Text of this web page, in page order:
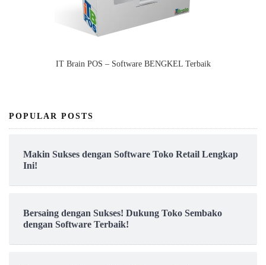
IT Brain POS – Software BENGKEL Terbaik
POPULAR POSTS
Makin Sukses dengan Software Toko Retail Lengkap
Ini!
Bersaing dengan Sukses! Dukung Toko Sembako
dengan Software Terbaik!